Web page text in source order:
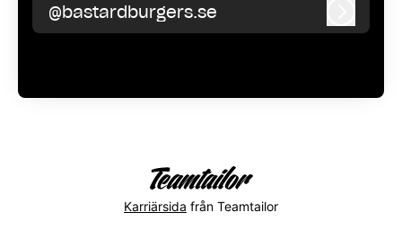
@bastardburgers.se
Karriärsida från Teamtailor